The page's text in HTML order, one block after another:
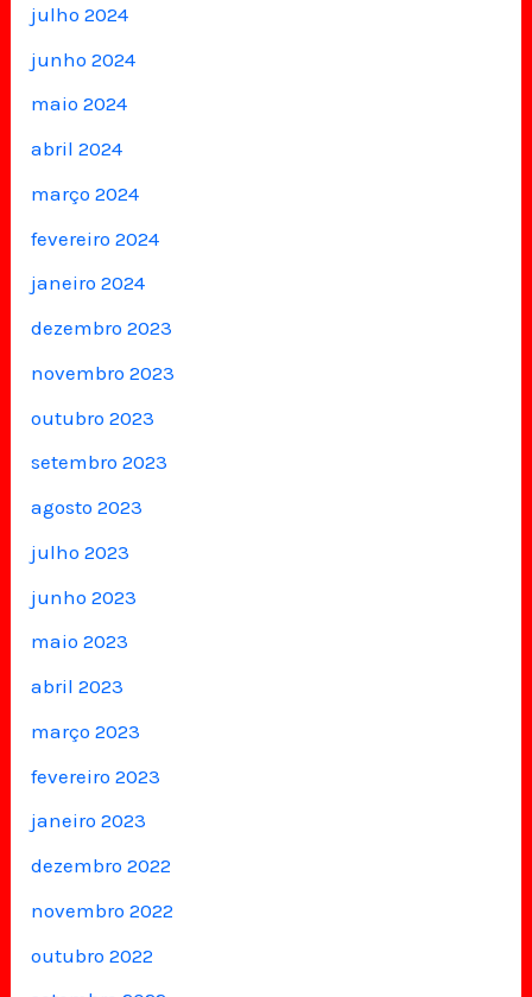
julho 2024
junho 2024
maio 2024
abril 2024
março 2024
fevereiro 2024
janeiro 2024
dezembro 2023
novembro 2023
outubro 2023
setembro 2023
agosto 2023
julho 2023
junho 2023
maio 2023
abril 2023
março 2023
fevereiro 2023
janeiro 2023
dezembro 2022
novembro 2022
outubro 2022